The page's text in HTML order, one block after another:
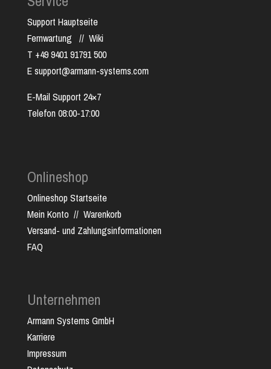
Support Hauptseite
Fernwartung // Wiki
T +49 9401 91791 500
E support@armann-systems.com
E-Mail Support 24×7
Telefon 08:00-17:00
Onlineshop
Onlineshop Startseite
Mein Konto // Warenkorb
Versand- und Zahlungsinformationen
FAQ
Unternehmen
Armann Systems GmbH
Karriere
Impressum